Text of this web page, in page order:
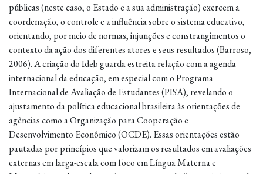
públicas (neste caso, o Estado e a sua administração) exercem a
coordenação, o controle e a influência sobre o sistema educativo,
orientando, por meio de normas, injunções e constrangimentos o
contexto da ação dos diferentes atores e seus resultados (Barroso,
2006). A criação do Ideb guarda estreita relação com a agenda
internacional da educação, em especial com o Programa
Internacional de Avaliação de Estudantes (PISA), revelando o
ajustamento da política educacional brasileira às orientações de
agências como a Organização para Cooperação e
Desenvolvimento Econômico (OCDE). Essas orientações estão
pautadas por princípios que valorizam os resultados em avaliações
externas em larga-escala com foco em Língua Materna e